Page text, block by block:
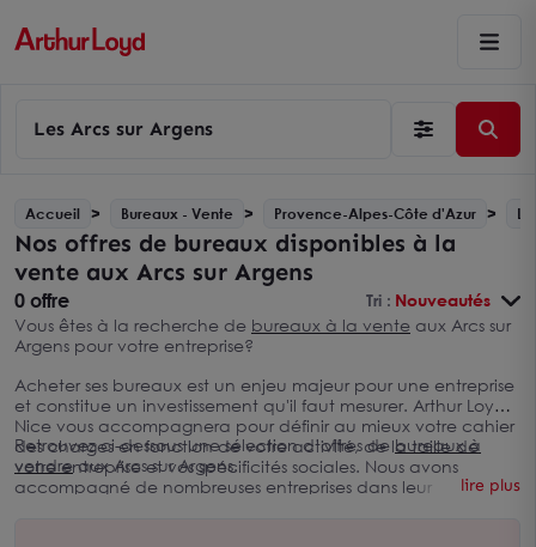
Les Arcs sur Argens
Accueil Bureaux - Vente Provence-Alpes-Côte d'Azur
Nos offres de bureaux disponibles à la
vente aux Arcs sur Argens
0 offre Tri : Nouveautés
Vous êtes à la recherche de bureaux à la vente aux Arcs sur
Argens pour votre entreprise?
Acheter ses bureaux est un enjeu majeur pour une entreprise
et constitue un investissement qu'il faut mesurer. Arthur Loyd
Nice vous accompagnera pour définir au mieux votre cahier
des charges en fonction de votre activité, de la taille de
votre entreprise et vos spécificités sociales. Nous avons
accompagné de nombreuses entreprises dans leur
Retrouvez ci-dessous une sélection d’offres debureaux à
vendreaux Arcs sur Argens.
lire plus